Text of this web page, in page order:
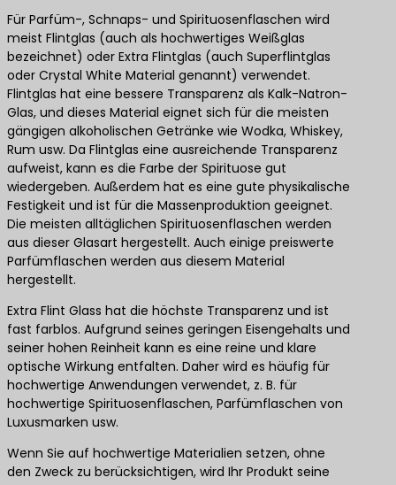
Für Parfüm-, Schnaps- und Spirituosenflaschen wird
meist Flintglas (auch als hochwertiges Weißglas
bezeichnet) oder Extra Flintglas (auch Superflintglas
oder Crystal White Material genannt) verwendet.
Flintglas hat eine bessere Transparenz als Kalk-Natron-
Glas, und dieses Material eignet sich für die meisten
gängigen alkoholischen Getränke wie Wodka, Whiskey,
Rum usw. Da Flintglas eine ausreichende Transparenz
aufweist, kann es die Farbe der Spirituose gut
wiedergeben. Außerdem hat es eine gute physikalische
Festigkeit und ist für die Massenproduktion geeignet.
Die meisten alltäglichen Spirituosenflaschen werden
aus dieser Glasart hergestellt. Auch einige preiswerte
Parfümflaschen werden aus diesem Material
hergestellt.
Extra Flint Glass hat die höchste Transparenz und ist
fast farblos. Aufgrund seines geringen Eisengehalts und
seiner hohen Reinheit kann es eine reine und klare
optische Wirkung entfalten. Daher wird es häufig für
hochwertige Anwendungen verwendet, z. B. für
hochwertige Spirituosenflaschen, Parfümflaschen von
Luxusmarken usw.
Wenn Sie auf hochwertige Materialien setzen, ohne
den Zweck zu berücksichtigen, wird Ihr Produkt seine